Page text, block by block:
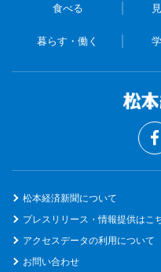
食べる
暮らす・働く
松本経済新聞について
プレスリリース・情報提供はこ
アクセスデータの利用について
お問い合わせ